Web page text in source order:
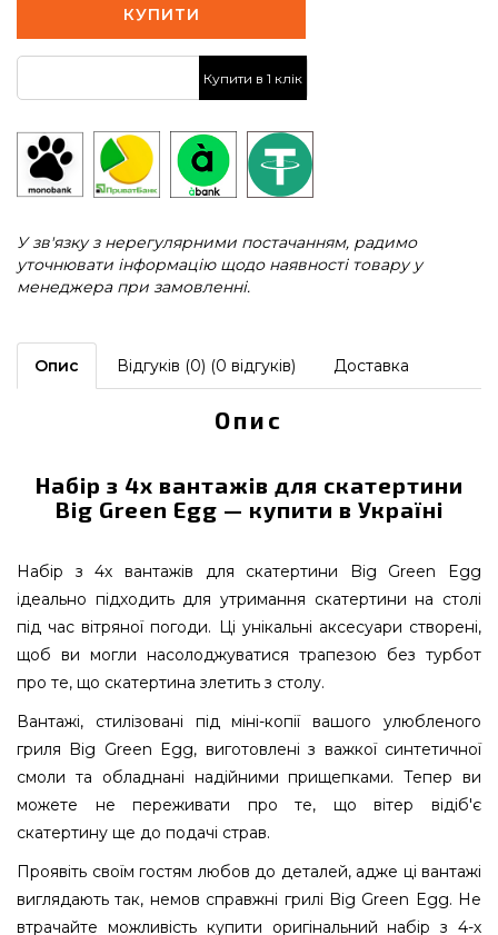
КУПИТИ
Купити в 1 клік
У зв'язку з нерегулярними постачанням, радимо
уточнювати інформацію щодо наявності товару у
менеджера при замовленні.
Опис Відгуків (0) (0 відгуків) Доставка
Опис
Набір з 4х вантажів для скатертини
Big Green Egg — купити в Україні
Набір з 4х вантажів для скатертини Big Green Egg
ідеально підходить для утримання скатертини на столі
під час вітряної погоди. Ці унікальні аксесуари створені,
щоб ви могли насолоджуватися трапезою без турбот
про те, що скатертина злетить з столу.
Вантажі, стилізовані під міні-копії вашого улюбленого
гриля Big Green Egg, виготовлені з важкої синтетичної
смоли та обладнані надійними прищепками. Тепер ви
можете не переживати про те, що вітер відіб'є
скатертину ще до подачі страв.
Проявіть своїм гостям любов до деталей, адже ці вантажі
виглядають так, немов справжні грилі Big Green Egg. Не
втрачайте можливість купити оригінальний набір з 4-х